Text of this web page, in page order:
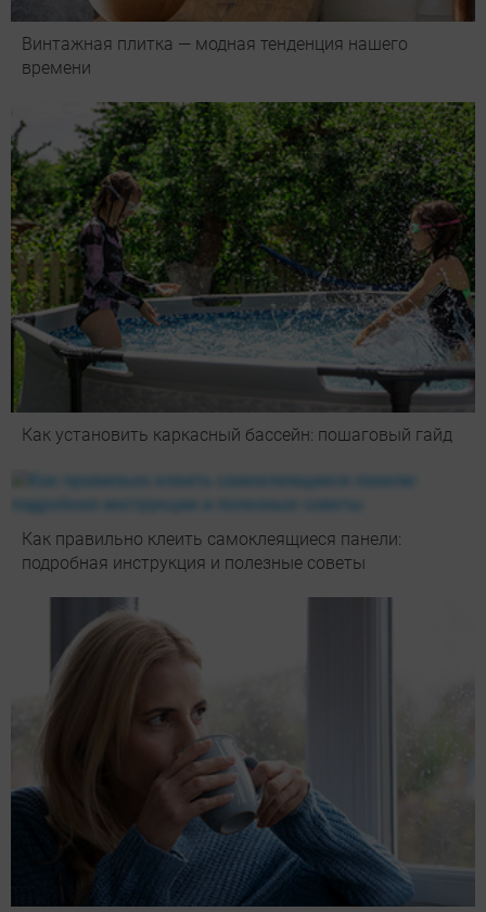
Винтажная плитка — модная тенденция нашего
времени
Как установить каркасный бассейн: пошаговый гайд
Как правильно клеить самоклеящиеся панели:
подробная инструкция и полезные советы